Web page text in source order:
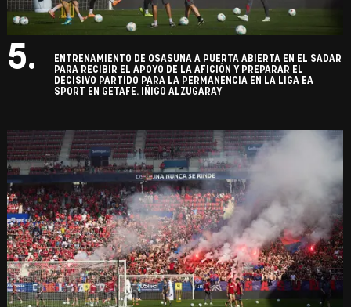
5.
ENTRENAMIENTO DE OSASUNA A PUERTA ABIERTA EN EL SADAR
PARA RECIBIR EL APOYO DE LA AFICIÓN Y PREPARAR EL
DECISIVO PARTIDO PARA LA PERMANENCIA EN LA LIGA EA
SPORT EN GETAFE. IÑIGO ALZUGARAY